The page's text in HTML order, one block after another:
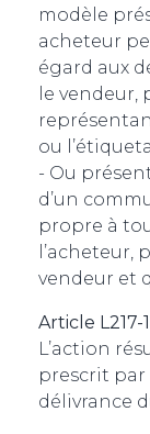
modèle
acheteur
égard aux
le
ou
- Ou
d’un
propre à
l’acheteur,
vendeur et
Article
L’action
prescrit par
délivrance